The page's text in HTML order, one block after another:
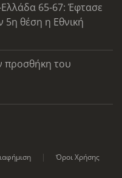
65-67: Έφτασε
5η θέση η Εθνική
προσθήκη του
Όροι Χρήσης